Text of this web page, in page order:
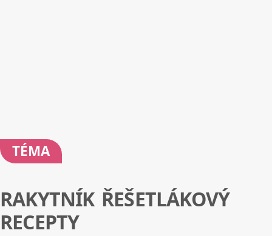
TÉMA
RAKYTNÍK ŘEŠETLÁKOVÝ
RECEPTY